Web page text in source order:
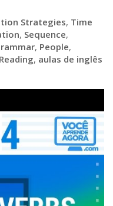
Strategies, Time
, Sequence,
, People,
Reading, aulas de inglês